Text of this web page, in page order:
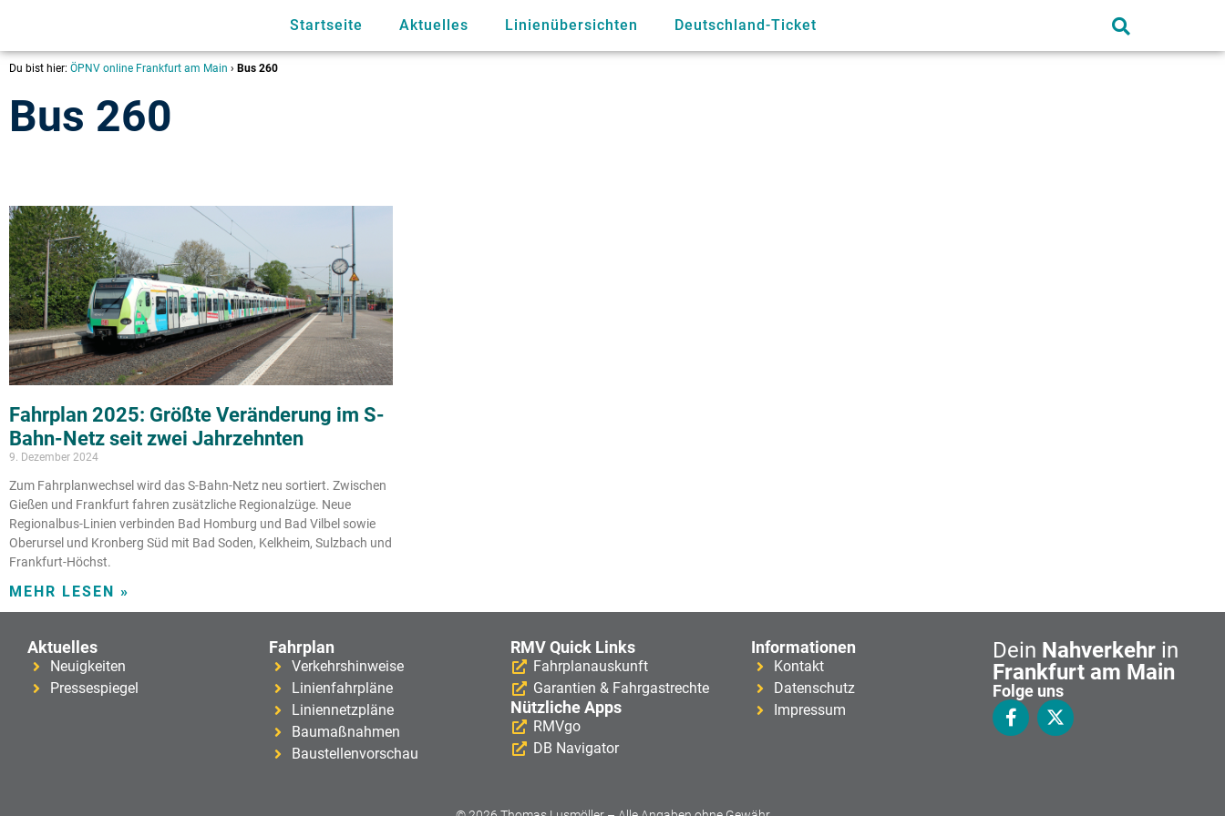
Startseite Aktuelles Linienübersichten Deutschland-Ticket
Du bist hier: ÖPNV online Frankfurt am Main › Bus 260
Bus 260
Fahrplan 2025: Größte Veränderung im S-
Bahn-Netz seit zwei Jahrzehnten
9. Dezember 2024
Zum Fahrplanwechsel wird das S-Bahn-Netz neu sortiert. Zwischen
Gießen und Frankfurt fahren zusätzliche Regionalzüge. Neue
Regionalbus-Linien verbinden Bad Homburg und Bad Vilbel sowie
Oberursel und Kronberg Süd mit Bad Soden, Kelkheim, Sulzbach und
Frankfurt-Höchst.
MEHR LESEN »
Aktuelles
Neuigkeiten
Pressespiegel
Fahrplan
Verkehrshinweise
Linienfahrpläne
Liniennetzpläne
Baumaßnahmen
Baustellenvorschau
RMV Quick Links
Fahrplanauskunft
Garantien & Fahrgastrechte
Nützliche Apps
RMVgo
DB Navigator
Informationen
Kontakt
Datenschutz
Impressum
Dein Nahverkehr in
Frankfurt am Main
Folge uns